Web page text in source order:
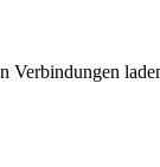
Verbindungen